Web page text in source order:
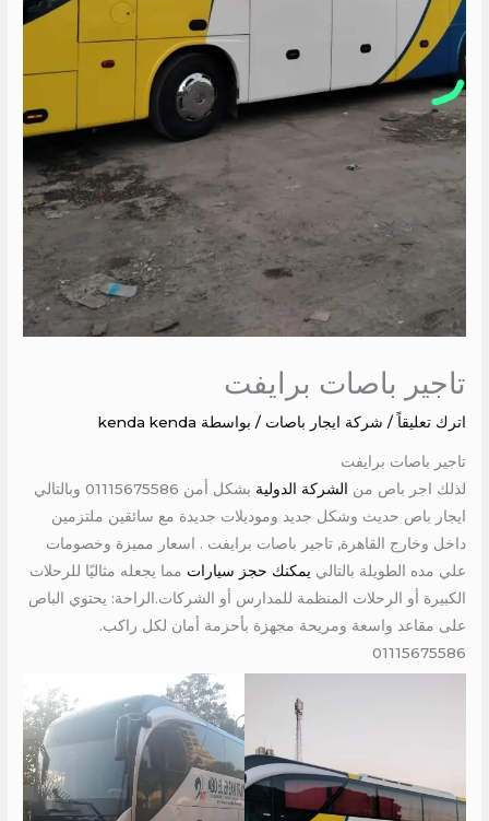
تاجير باصات برايفت
اترك تعليقاً / شركة ايجار باصات / بواسطة kenda kenda
تاجير باصات برايفت
لذلك اجر باص من الشركة الدولية
بشكل أمن 01115675586 وبالتالي
ايجار باص حديث وشكل جديد وموديلات جديدة مع سائقين ملتزمين
داخل وخارج القاهرة, تاجير باصات برايفت . اسعار مميزة وخصومات
علي مده الطويلة بالتالي يمكنك حجز سيارات مما يجعله مثاليًا للرحلات
الكبيرة أو الرحلات المنظمة للمدارس أو الشركات.الراحة: يحتوي الباص
على مقاعد واسعة ومريحة مجهزة بأحزمة أمان لكل راكب.
01115675586